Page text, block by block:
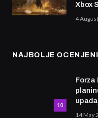
Xbox
4
NAJBOLJE
10
Forza
14 May